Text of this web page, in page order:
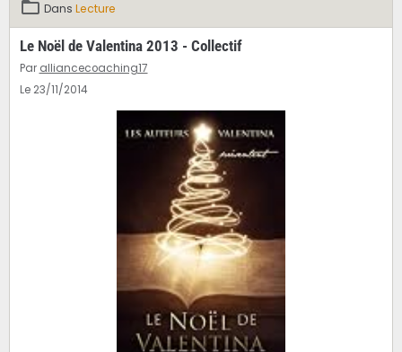
Dans Lecture
Le Noël de Valentina 2013 - Collectif
Par alliancecoaching17
Le 23/11/2014